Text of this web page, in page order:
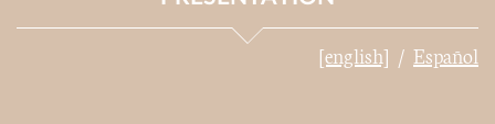
[english] Español